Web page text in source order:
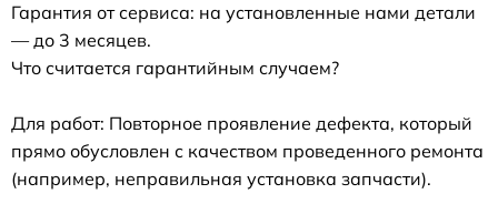
Гарантия от сервиса: на установленные нами детали
— до 3 месяцев.
Что считается гарантийным случаем?
Для работ: Повторное проявление дефекта, который
прямо обусловлен с качеством проведенного ремонта
(например, неправильная установка запчасти).